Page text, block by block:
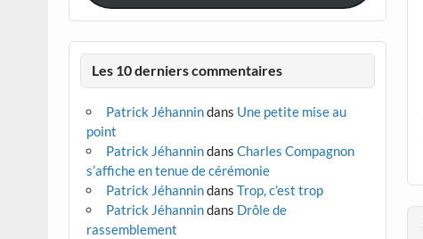
Les 10 derniers commentaires
Patrick Jéhannindans Une petite mise au
point
Patrick Jéhannindans Charles Compagnon
s’affiche en tenue de cérémonie
Patrick Jéhannindans Trop, c’est trop
Patrick Jéhannindans Drôle de
rassemblement